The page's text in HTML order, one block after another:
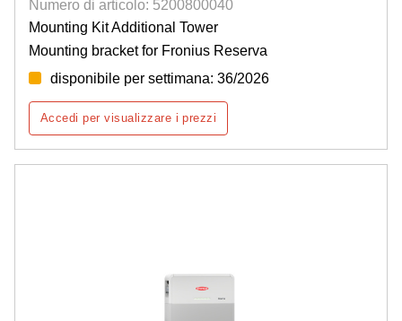
Numero di articolo: 5200800040
Mounting Kit Additional Tower
Mounting bracket for Fronius Reserva
disponibile per settimana: 36/2026
Accedi per visualizzare i prezzi